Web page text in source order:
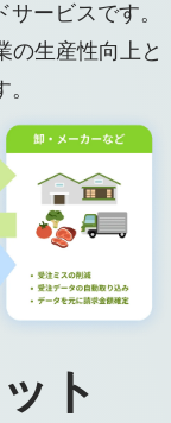
ービスです。
の生産性向上と
ト